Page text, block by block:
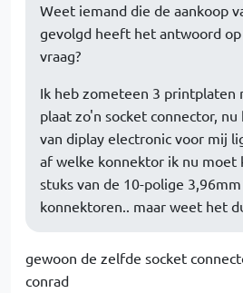
Weet iemand die de aankoop
gevolgd heeft het antwoord
vraag?
Ik heb zometeen 3 printplaten
plaat zo'n socket connector,
van diplay electronic voor mij
af welke konnektor ik nu moet
stuks van de 10-polige
konnektoren.. maar weet het
gewoon de zelfde socket
conrad